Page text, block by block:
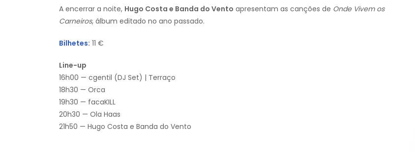
A encerrar a noite, Hugo Costa e Banda do Vento apresentam as canções de Onde Vivem os
Carneiros, álbum editado no ano passado.
Bilhetes: 11 €
Line-up
16h00 — cgentil (DJ Set) | Terraço
18h30 — Orca
19h30 — facaKILL
20h30 — Ola Haas
21h50 — Hugo Costa e Banda do Vento